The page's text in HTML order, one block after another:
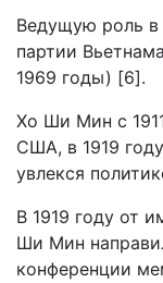
Ведущую роль в
партии
1969 годы) [6].
Хо Ши Мин с
США, в 1919
увлекся
В 1919 году от
Ши Мин
конференции